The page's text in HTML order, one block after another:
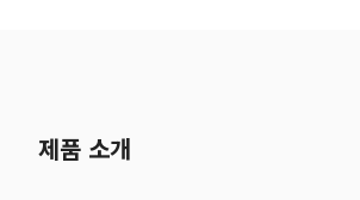
제품 소개